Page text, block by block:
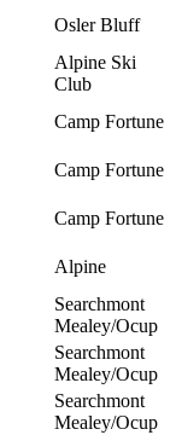
Osler Bluff
Alpine Ski
Club
Camp Fortune
Camp Fortune
Camp Fortune
Alpine
Searchmont
Mealey/Ocup
Searchmont
Mealey/Ocup
Searchmont
Mealey/Ocup